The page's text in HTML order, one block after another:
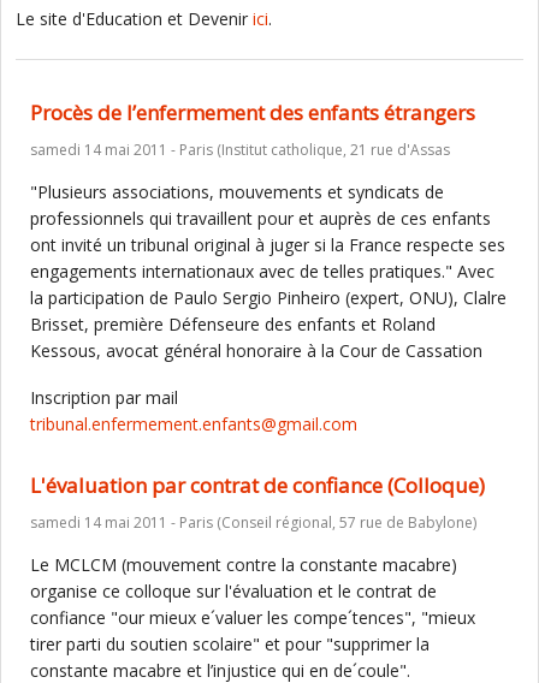
Le site d'Education et Devenir ici.
Procès de l’enfermement des enfants étrangers
samedi 14 mai 2011 - Paris (Institut catholique, 21 rue d'Assas
"Plusieurs associations, mouvements et syndicats de
professionnels qui travaillent pour et auprès de ces enfants
ont invité un tribunal original à juger si la France respecte ses
engagements internationaux avec de telles pratiques." Avec
la participation de Paulo Sergio Pinheiro (expert, ONU), Clalre
Brisset, première Défenseure des enfants et Roland
Kessous, avocat général honoraire à la Cour de Cassation
Inscription par mail
tribunal.enfermement.enfants@gmail.com
L'évaluation par contrat de confiance (Colloque)
samedi 14 mai 2011 - Paris (Conseil régional, 57 rue de Babylone)
Le MCLCM (mouvement contre la constante macabre)
organise ce colloque sur l'évaluation et le contrat de
confiance "our mieux e´valuer les compe´tences", "mieux
tirer parti du soutien scolaire" et pour "supprimer la
constante macabre et l’injustice qui en de´coule".